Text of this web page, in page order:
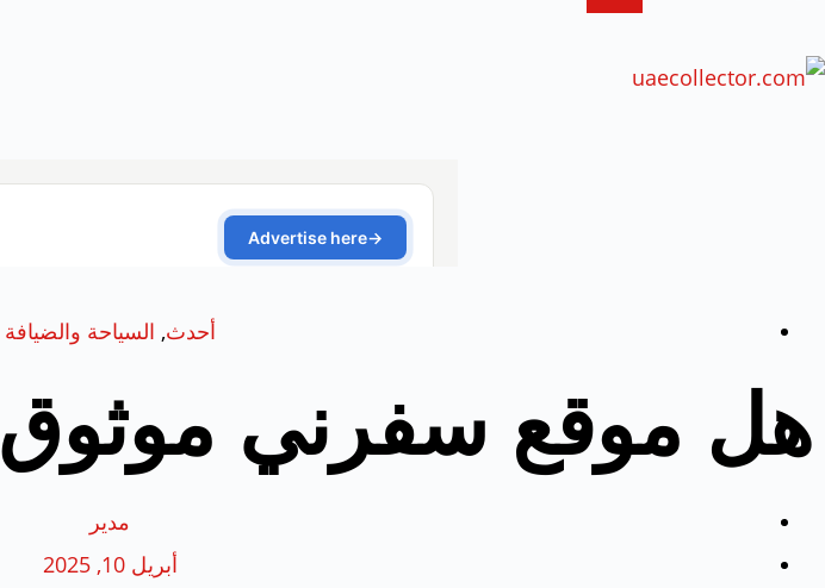
أحدث, السياحة والضيافة
هل موقع سفرني موثوق
مدير
أبريل 10, 2025